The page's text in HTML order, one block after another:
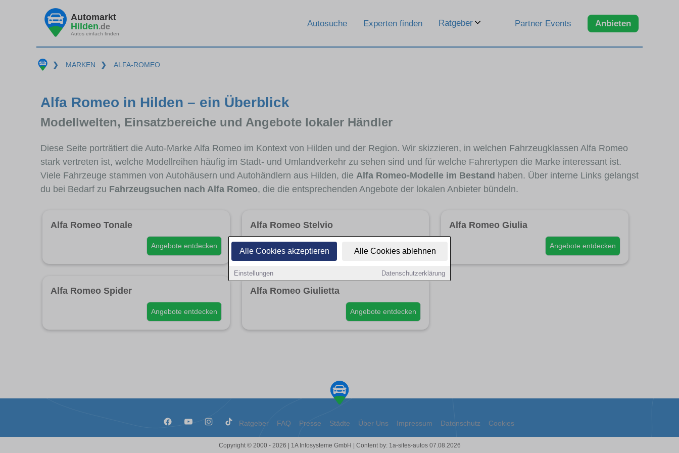
Alle Cookies akzeptieren Alle Cookies ablehnen
Einstellungen Datenschutzerklärung
Automarkt
Hilden.de
Autos einfach finden
Autosuche Experten finden Ratgeber Partner Events Anbieten
❯ MARKEN ❯ ALFA-ROMEO
Alfa Romeo in Hilden – ein Überblick
Modellwelten, Einsatzbereiche und Angebote lokaler Händler
Diese Seite porträtiert die Auto-Marke Alfa Romeo im Kontext von Hilden und der Region. Wir skizzieren, in welchen Fahrzeugklassen Alfa Romeo
stark vertreten ist, welche Modellreihen häufig im Stadt- und Umlandverkehr zu sehen sind und für welche Fahrertypen die Marke interessant ist.
Viele Fahrzeuge stammen von Autohäusern und Autohändlern aus Hilden, die Alfa Romeo-Modelle im Bestand haben. Über interne Links gelangst
du bei Bedarf zu Fahrzeugsuchen nach Alfa Romeo, die die entsprechenden Angebote der lokalen Anbieter bündeln.
Alfa Romeo Tonale
Angebote entdecken
Alfa Romeo Stelvio Alfa Romeo Giulia
Angebote entdecken
Alfa Romeo Spider
Angebote entdecken
Alfa Romeo Giulietta
Angebote entdecken
Ratgeber FAQ Presse Städte Über Uns Impressum Datenschutz Cookies
Copyright © 2000 - 2026 | 1A Infosysteme GmbH | Content by: 1a-sites-autos 07.08.2026